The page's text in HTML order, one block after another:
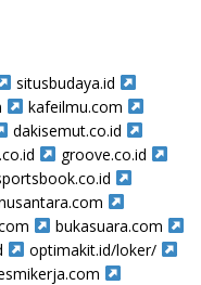
situsbudaya.id
kafeilmu.com
dakisemut.co.id
groove.co.id
bukasuara.com
optimakit.id/loker/